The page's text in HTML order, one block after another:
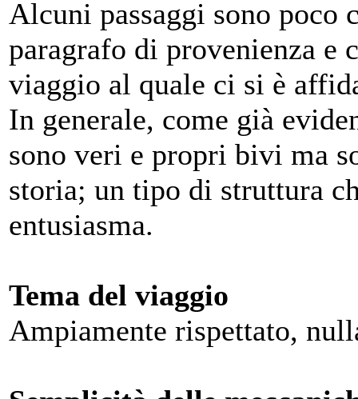
Alcuni passaggi sono poco
paragrafo di provenienza e
viaggio al quale ci si è
In generale, come già
sono veri e propri bivi ma
storia; un tipo di struttura
entusiasma.
Tema del viaggio
Ampiamente rispettato,